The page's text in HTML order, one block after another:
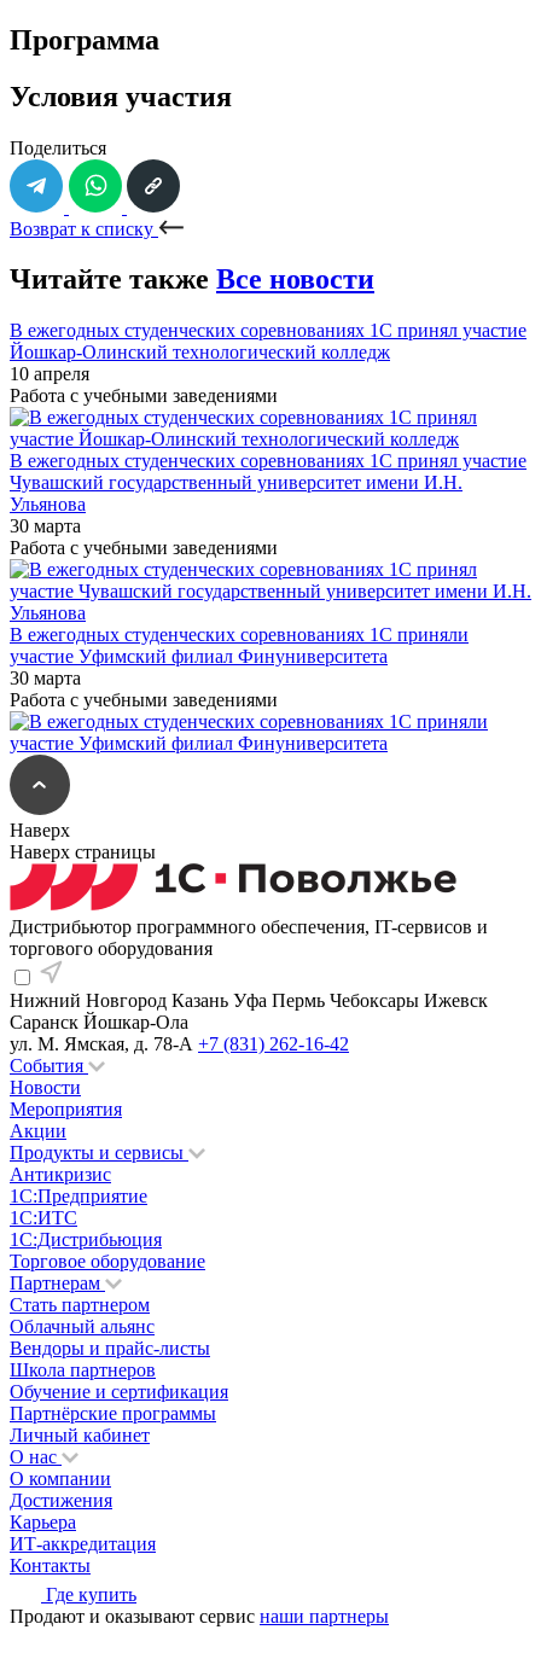
Программа
Условия участия
Поделиться
Возврат к списку
Читайте также Все новости
В ежегодных студенческих соревнованиях 1С принял участие
Йошкар-Олинский технологический колледж
10 апреля
Работа с учебными заведениями
В ежегодных студенческих соревнованиях 1С принял участие
Чувашский государственный университет имени И.Н.
Ульянова
30 марта
Работа с учебными заведениями
В ежегодных студенческих соревнованиях 1С приняли
участие Уфимский филиал Финуниверситета
30 марта
Работа с учебными заведениями
Наверх
Наверх страницы
Дистрибьютор программного обеспечения, IT-сервисов и
торгового оборудования
Нижний Новгород Казань Уфа Пермь Чебоксары Ижевск
Саранск Йошкар-Ола
ул. М. Ямская, д. 78-А +7 (831) 262-16-42
События
Новости
Мероприятия
Акции
Продукты и сервисы
Антикризис
1С:Предприятие
1С:ИТС
1С:Дистрибьюция
Торговое оборудование
Партнерам
Стать партнером
Облачный альянс
Вендоры и прайс-листы
Школа партнеров
Обучение и сертификация
Партнёрские программы
Личный кабинет
О нас
О компании
Достижения
Карьера
ИТ-аккредитация
Контакты
Где купить
Продают и оказывают сервис наши партнеры